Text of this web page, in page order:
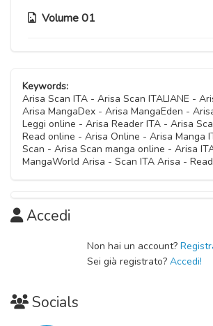
Capitolo 13
Capitolo 10
Capitolo 09
Capitolo 08
Capitolo 06
Volume 01
Capitolo 03
Capitolo 02
Capitolo 01
Keywords:
Arisa Scan ITA - Arisa Scan ITALIANE -
Arisa MangaDex - Arisa MangaEden -
Leggi online - Arisa Reader ITA - Arisa
Read online - Arisa Online - Arisa Manga
Scan - Arisa Scan manga online - Arisa
MangaWorld Arisa - Scan ITA Arisa -
Accedi
Non hai un account?
Sei già registrato? Accedi!
Socials